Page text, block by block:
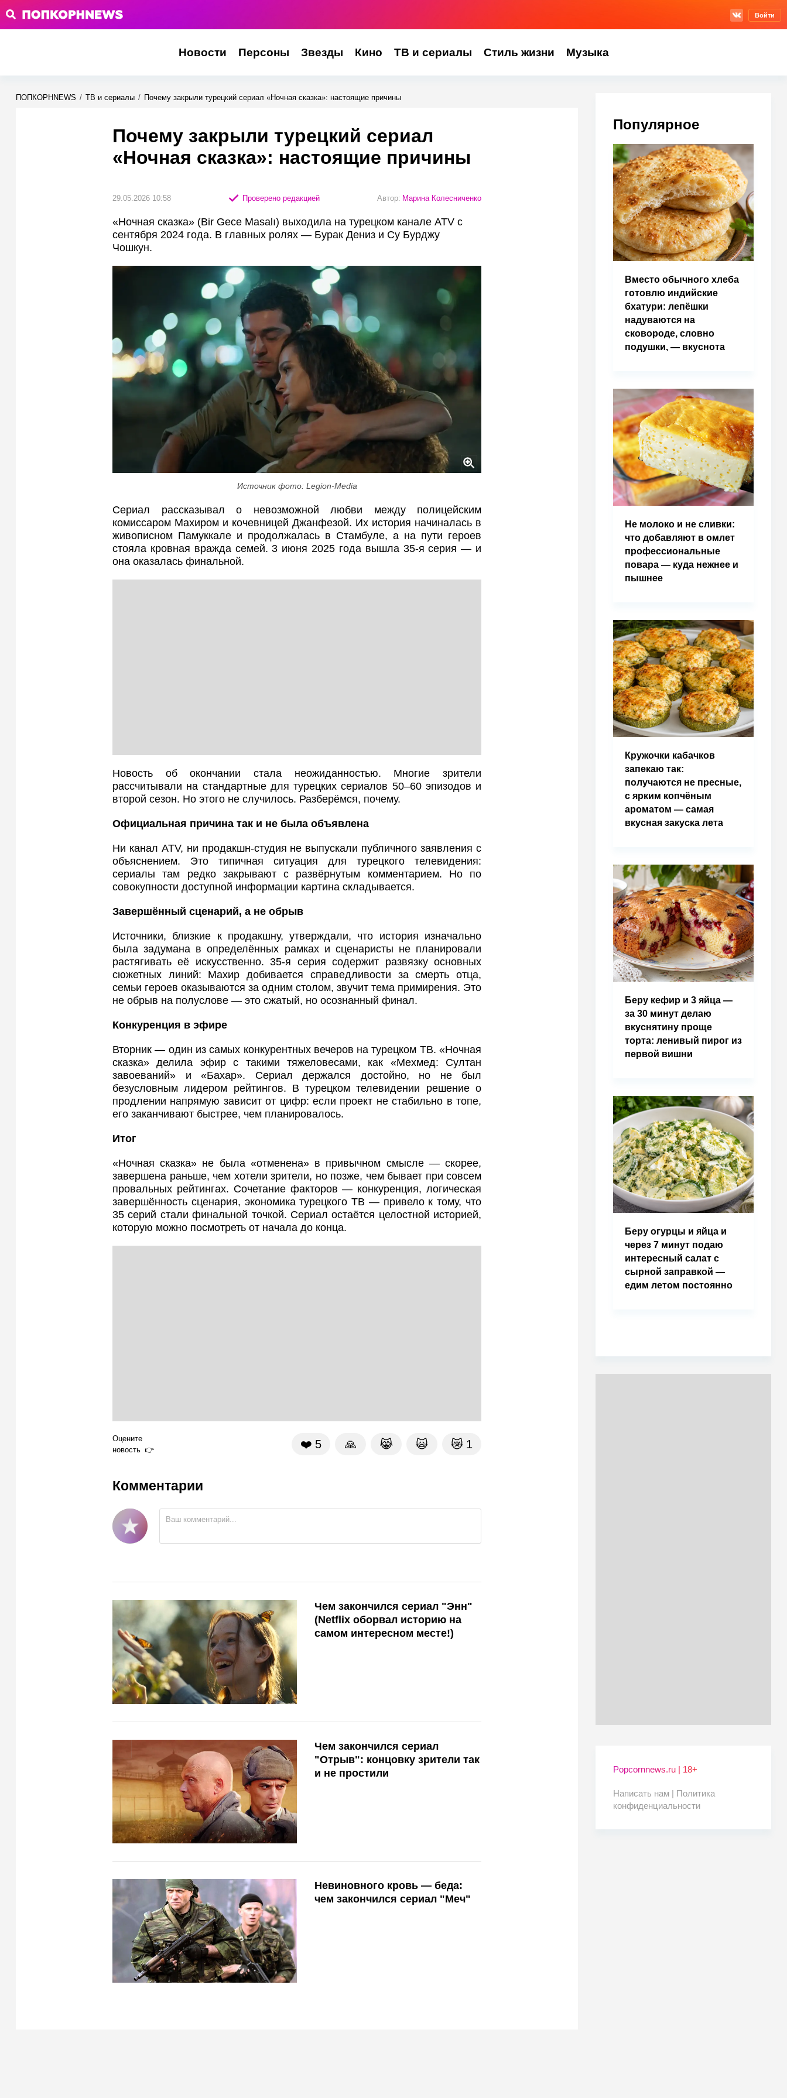
Войти
Новости Персоны Звезды Кино ТВ и сериалы Стиль жизни Музыка
ПОПКОРНNEWS / ТВ и сериалы / Почему закрыли турецкий сериал «Ночная сказка»: настоящие причины
Почему закрыли турецкий сериал
«Ночная сказка»: настоящие причины
29.05.2026 10:58 Проверено редакцией Автор: Марина Колесниченко
«Ночная сказка» (Bir Gece Masalı) выходила на турецком канале ATV с
сентября 2024 года. В главных ролях — Бурак Дениз и Су Бурджу
Чошкун.
Источник фото: Legion-Media
Сериал рассказывал о невозможной любви между полицейским
комиссаром Махиром и кочевницей Джанфезой. Их история начиналась в
живописном Памуккале и продолжалась в Стамбуле, а на пути героев
стояла кровная вражда семей. 3 июня 2025 года вышла 35-я серия — и
она оказалась финальной.
Новость об окончании стала неожиданностью. Многие зрители
рассчитывали на стандартные для турецких сериалов 50–60 эпизодов и
второй сезон. Но этого не случилось. Разберёмся, почему.
Официальная причина так и не была объявлена
Ни канал ATV, ни продакшн-студия не выпускали публичного заявления с
объяснением. Это типичная ситуация для турецкого телевидения:
сериалы там редко закрывают с развёрнутым комментарием. Но по
совокупности доступной информации картина складывается.
Завершённый сценарий, а не обрыв
Источники, близкие к продакшну, утверждали, что история изначально
была задумана в определённых рамках и сценаристы не планировали
растягивать её искусственно. 35-я серия содержит развязку основных
сюжетных линий: Махир добивается справедливости за смерть отца,
семьи героев оказываются за одним столом, звучит тема примирения. Это
не обрыв на полуслове — это сжатый, но осознанный финал.
Конкуренция в эфире
Вторник — один из самых конкурентных вечеров на турецком ТВ. «Ночная
сказка» делила эфир с такими тяжеловесами, как «Мехмед: Султан
завоеваний» и «Бахар». Сериал держался достойно, но не был
безусловным лидером рейтингов. В турецком телевидении решение о
продлении напрямую зависит от цифр: если проект не стабильно в топе,
его заканчивают быстрее, чем планировалось.
Итог
«Ночная сказка» не была «отменена» в привычном смысле — скорее,
завершена раньше, чем хотели зрители, но позже, чем бывает при совсем
провальных рейтингах. Сочетание факторов — конкуренция, логическая
завершённость сценария, экономика турецкого ТВ — привело к тому, что
35 серий стали финальной точкой. Сериал остаётся целостной историей,
которую можно посмотреть от начала до конца.
Оцените
новость
❤️ 5 🙏 😹 🙀 😿 1
Комментарии
Чем закончился сериал "Энн"
(Netflix оборвал историю на
самом интересном месте!)
Чем закончился сериал
"Отрыв": концовку зрители так
и не простили
Невиновного кровь — беда:
чем закончился сериал "Меч"
Популярное
Вместо обычного хлеба
готовлю индийские
бхатури: лепёшки
надуваются на
сковороде, словно
подушки, — вкуснота
Не молоко и не сливки:
что добавляют в омлет
профессиональные
повара — куда нежнее и
пышнее
Кружочки кабачков
запекаю так:
получаются не пресные,
с ярким копчёным
ароматом — самая
вкусная закуска лета
Беру кефир и 3 яйца —
за 30 минут делаю
вкуснятину проще
торта: ленивый пирог из
первой вишни
Беру огурцы и яйца и
через 7 минут подаю
интересный салат с
сырной заправкой —
едим летом постоянно
Popcornnews.ru | 18+
Написать нам | Политика
конфиденциальности